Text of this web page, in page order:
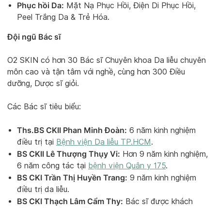
Phục hồi Da: Mặt Nạ Phục Hồi, Điện Di Phục Hồi,
Peel Trắng Da & Trẻ Hóa.
Đội ngũ Bác sĩ
O2 SKIN có hơn 30 Bác sĩ Chuyên khoa Da liễu chuyên
môn cao và tận tâm với nghề, cùng hơn 300 Điều
dưỡng, Dược sĩ giỏi.
Các Bác sĩ tiêu biểu:
Ths.BS CKII Phan Minh Đoàn: 6 năm kinh nghiệm
điều trị tại Bệnh viện Da liễu TP.HCM.
BS CKII Lê Thượng Thụy Vi: Hơn 9 năm kinh nghiệm,
6 năm công tác tại bệnh viện Quân y 175.
BS CKI Trần Thị Huyền Trang: 9 năm kinh nghiệm
điều trị da liễu.
BS CKI Thạch Lâm Cẩm Thy: Bác sĩ được khách